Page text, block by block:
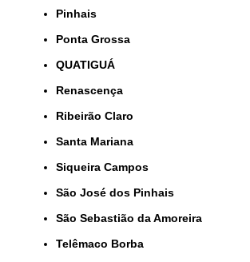
Pinhais
Ponta Grossa
QUATIGUÁ
Renascença
Ribeirão Claro
Santa Mariana
Siqueira Campos
São José dos Pinhais
São Sebastião da Amoreira
Telêmaco Borba